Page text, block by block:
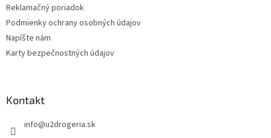
Reklamačný poriadok
Podmienky ochrany osobných údajov
Napíšte nám
Karty bezpečnostných údajov
Kontakt
info@u2drogeria.sk